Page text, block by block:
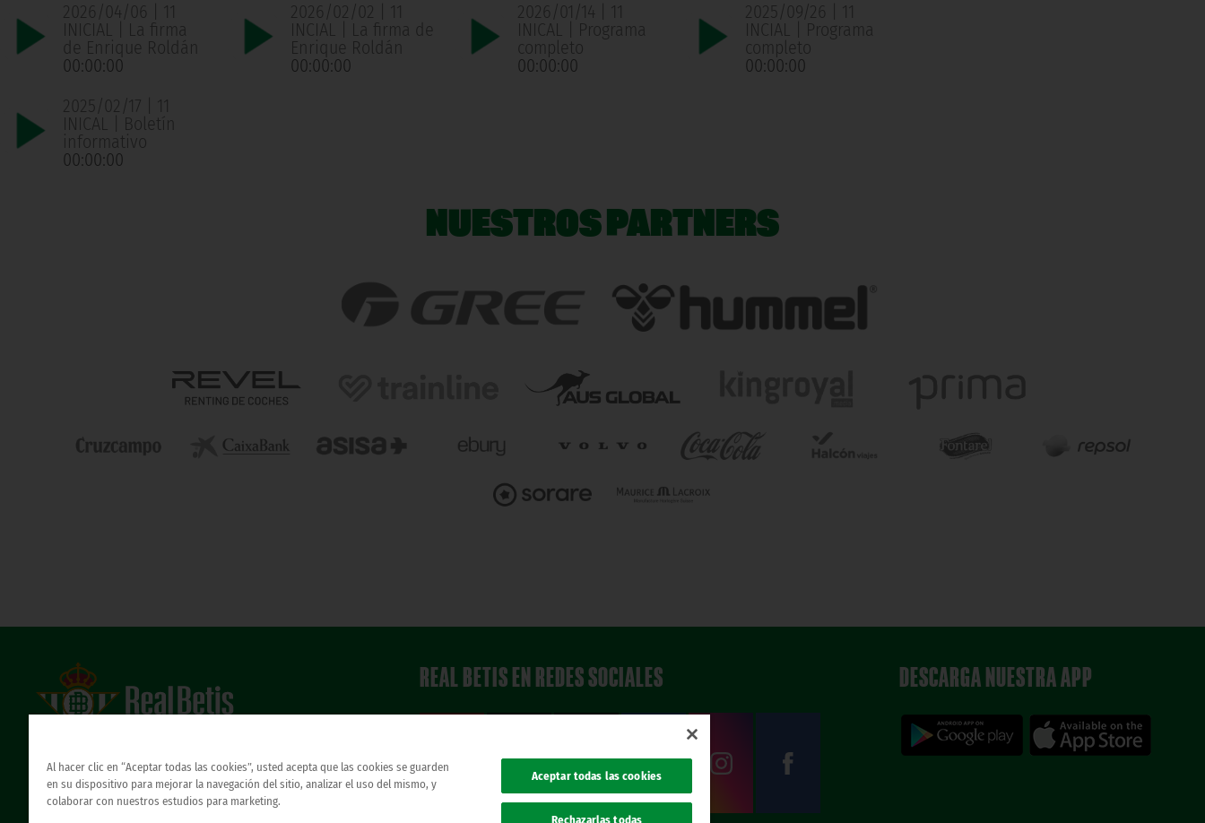
2026/04/06 | 11
INICIAL | La firma
de Enrique Roldán
00:00:00
2026/02/02 | 11
INCIAL | La firma de
Enrique Roldán
00:00:00
2026/01/14 | 11
INICAL | Programa
completo
00:00:00
2025/09/26 | 11
INCIAL | Programa
completo
00:00:00
2025/02/17 | 11
INICAL | Boletín
informativo
00:00:00
NUESTROS PARTNERS
Atención al Bético
REAL BETIS EN REDES SOCIALES DESCARGA NUESTRA APP
Al hacer clic en “Aceptar todas las cookies”, usted acepta que las cookies se guarden
en su dispositivo para mejorar la navegación del sitio, analizar el uso del mismo, y
colaborar con nuestros estudios para marketing.
Aceptar todas las cookies
Rechazarlas todas